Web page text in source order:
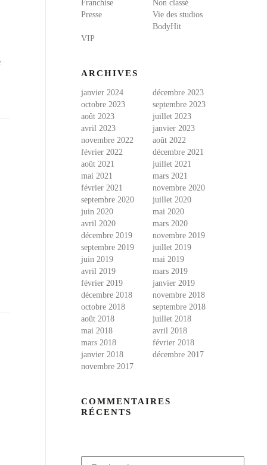
Franchise
Non classé
Presse
Vie des studios
BodyHit
VIP
ARCHIVES
janvier 2024
décembre 2023
octobre 2023
septembre 2023
août 2023
juillet 2023
avril 2023
janvier 2023
novembre 2022
août 2022
février 2022
décembre 2021
août 2021
juillet 2021
mai 2021
mars 2021
février 2021
novembre 2020
septembre 2020
juillet 2020
juin 2020
mai 2020
avril 2020
mars 2020
décembre 2019
novembre 2019
septembre 2019
juillet 2019
juin 2019
mai 2019
avril 2019
mars 2019
février 2019
janvier 2019
décembre 2018
novembre 2018
octobre 2018
septembre 2018
août 2018
juillet 2018
mai 2018
avril 2018
mars 2018
février 2018
janvier 2018
décembre 2017
novembre 2017
COMMENTAIRES
RÉCENTS